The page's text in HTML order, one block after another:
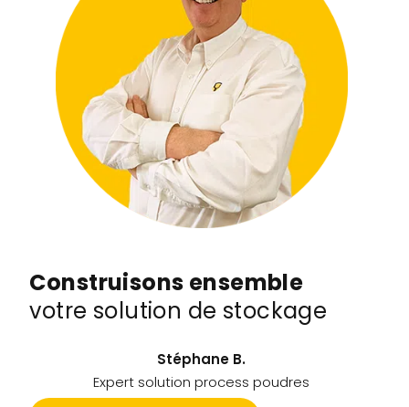
Construisons ensemble
votre solution de stockage
Stéphane B.
Expert solution process poudres